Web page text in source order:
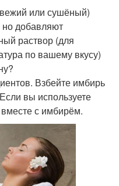
или сушёный)
добавляют
раствор (для
по вашему вкусу)
Взбейте имбирь
вы используете
с имбирём.